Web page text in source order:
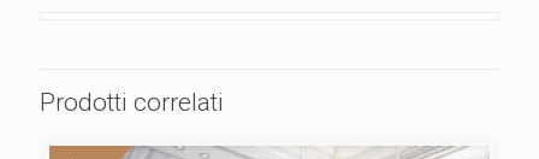
Prodotti correlati